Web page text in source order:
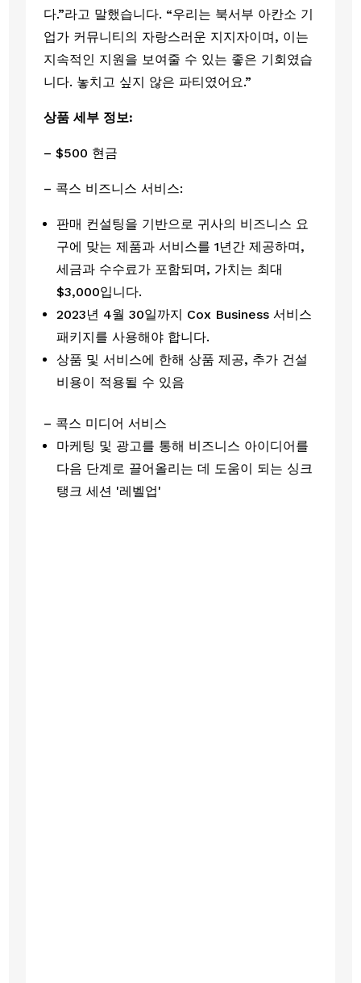
다.”라고 말했습니다. “우리는 북서부 아칸소 기
업가 커뮤니티의 자랑스러운 지지자이며, 이는
지속적인 지원을 보여줄 수 있는 좋은 기회였습
니다. 놓치고 싶지 않은 파티였어요.”
상품 세부 정보:
– $500 현금
– 콕스 비즈니스 서비스:
판매 컨설팅을 기반으로 귀사의 비즈니스 요
구에 맞는 제품과 서비스를 1년간 제공하며,
세금과 수수료가 포함되며, 가치는 최대
$3,000입니다.
2023년 4월 30일까지 Cox Business 서비스
패키지를 사용해야 합니다.
상품 및 서비스에 한해 상품 제공, 추가 건설
비용이 적용될 수 있음
– 콕스 미디어 서비스
마케팅 및 광고를 통해 비즈니스 아이디어를
다음 단계로 끌어올리는 데 도움이 되는 싱크
탱크 세션 '레벨업'